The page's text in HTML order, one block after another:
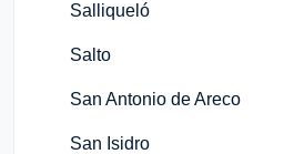
Salliqueló
Salto
San Antonio de Areco
San Isidro